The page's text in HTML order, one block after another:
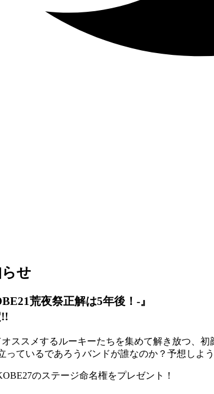
せ
荒夜祭正解は5年後！-』
ススメするルーキーたちを集めて解き放つ、初
っているであろうバンドが誰なのか？予想しよ
のステージ命名権をプレゼント！